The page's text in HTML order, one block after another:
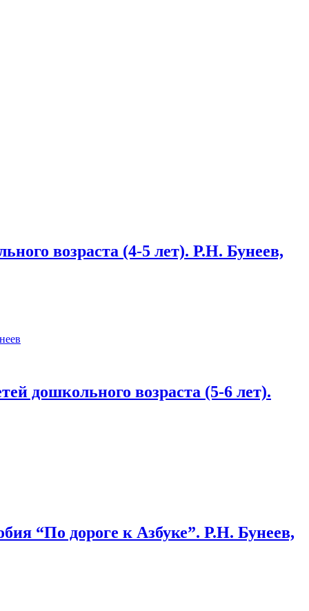
возраста (4-5 лет). Р.Н. Бунеев,
дошкольного возраста (5-6 лет).
“По дороге к Азбуке”. Р.Н. Бунеев,